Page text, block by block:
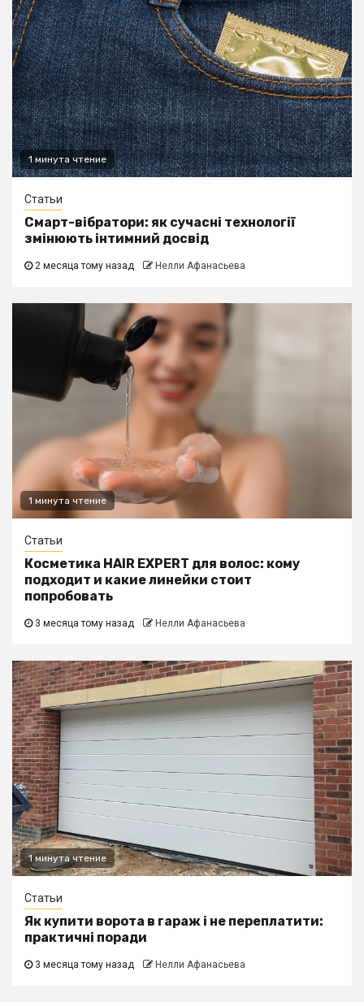
1 минута чтение
Статьи
Смарт-вібратори: як сучасні технології
змінюють інтимний досвід
2 месяца тому назад Нелли Афанасьева
1 минута чтение
Статьи
Косметика HAIR EXPERT для волос: кому
подходит и какие линейки стоит
попробовать
3 месяца тому назад Нелли Афанасьева
1 минута чтение
Статьи
Як купити ворота в гараж і не переплатити:
практичні поради
3 месяца тому назад Нелли Афанасьева